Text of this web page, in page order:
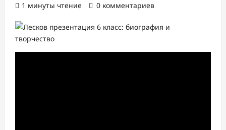
1 минуты чтение
0 комментариев